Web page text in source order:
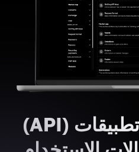
واجهة برمجة تطبيقات (API)